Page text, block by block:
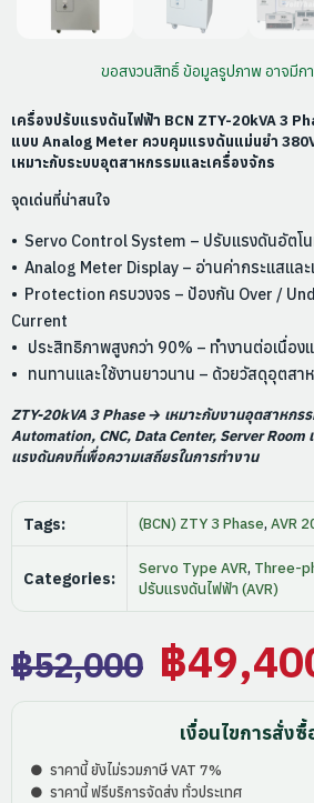
ขอสงวนสิทธิ์ ข้อมูลรูปภาพ อาจมีก
เครื่องปรับแรงดันไฟฟ้า BCN ZTY-20kVA 3
แบบ Analog Meter ควบคุมแรงดันแม่นยำ
เหมาะกับระบบอุตสาหกรรมและเครื่องจักร
จุดเด่นที่น่าสนใจ
• Servo Control System – ปรับแรงดันอัตโ
• Analog Meter Display – อ่านค่ากระแสแล
• Protection ครบวงจร – ป้องกัน Over /
Current
• ประสิทธิภาพสูงกว่า 90% – ทำงานต่อเนื่อง
• ทนทานและใช้งานยาวนาน – ด้วยวัสดุอุตส
ZTY-20kVA 3 Phase→ เหมาะกับงานอุตสาหกร
Automation, CNC, Data Center, Server
แรงดันคงที่เพื่อความเสถียรในการทำงาน
Tags: (BCN) ZTY 3 Phase, AVR
Categories: Servo Type AVR, Three-
ปรับแรงดันไฟฟ้า (AVR)
฿52,000
price
was:
฿
เงื่อนไขการสั่งซื้
● ราคานี้ ยังไม่รวมภาษี VAT 7%
● ราคานี้ ฟรีบริการจัดส่ง ทั่วประเทศ